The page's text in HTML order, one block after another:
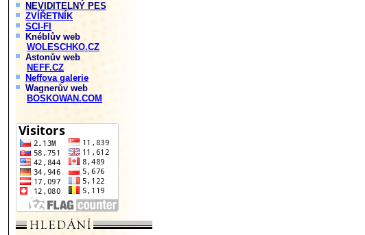
NEVIDITELNÝ PES
ZVÍŘETNÍK
SCI-FI
Knéblův web
WOLESCHKO.CZ
Astonův web
NEFF.CZ
Neffova galerie
Wagnerův web
BOSKOWAN.COM